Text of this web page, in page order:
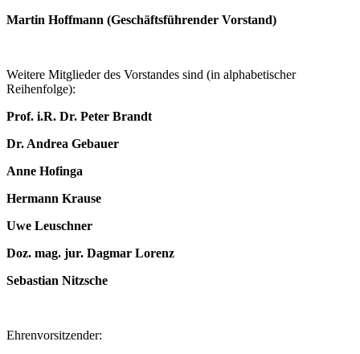
Martin Hoffmann (Geschäftsführender Vorstand)
Weitere Mitglieder des Vorstandes sind (in alphabetischer
Reihenfolge):
Prof. i.R. Dr. Peter Brandt
Dr. Andrea Gebauer
Anne Hofinga
Hermann Krause
Uwe Leuschner
Doz. mag. jur. Dagmar Lorenz
Sebastian Nitzsche
Ehrenvorsitzender: